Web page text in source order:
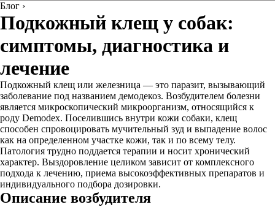
Блог ›
Подкожный клещ у собак:
симптомы, диагностика и
лечение
Подкожный клещ или железница — это паразит, вызывающий
заболевание под названием демодекоз. Возбудителем болезни
является микроскопический микроорганизм, относящийся к
роду Demodex. Поселившись внутри кожи собаки, клещ
способен спровоцировать мучительный зуд и выпадение волос
как на определенном участке кожи, так и по всему телу.
Патология трудно поддается терапии и носит хронический
характер. Выздоровление целиком зависит от комплексного
подхода к лечению, приема высокоэффективных препаратов и
индивидуального подбора дозировки.
Описание возбудителя